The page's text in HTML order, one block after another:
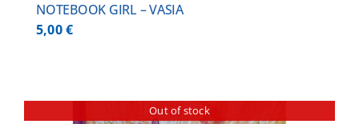
NOTEBOOK GIRL – VASIA
5,00€
Out of stock